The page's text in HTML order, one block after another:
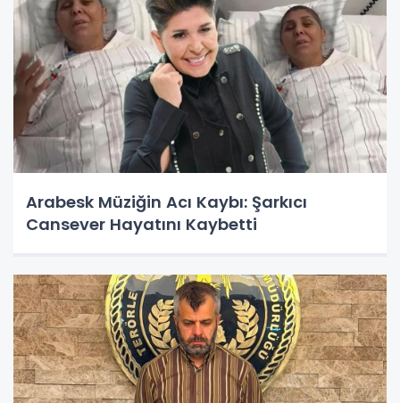
Arabesk Müziğin Acı Kaybı: Şarkıcı
Cansever Hayatını Kaybetti